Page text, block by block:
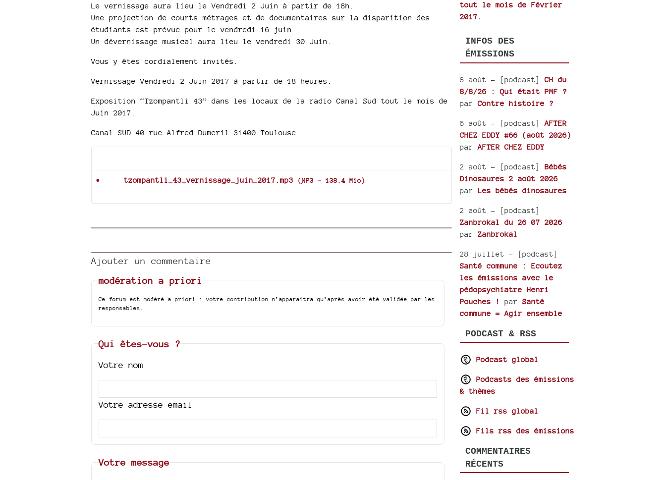
decrease
volume.
Le vernissage aura lieu le Vendredi 2 Juin à partir de 18h.
Une projection de courts métrages et de documentaires sur la disparition des
étudiants est prévue pour le vendredi 16 juin .
Un dévernissage musical aura lieu le vendredi 30 Juin.
Vous y êtes cordialement invités.
Vernissage Vendredi 2 Juin 2017 à partir de 18 heures.
Exposition “Tzompantli 43” dans les locaux de la radio Canal Sud tout le mois de
Juin 2017.
Canal SUD 40 rue Alfred Dumeril 31400 Toulouse
tzompantli_43_vernissage_juin_2017.mp3 (MP3 - 138.4 Mio)
Ajouter un commentaire
modération a priori
Ce forum est modéré a priori : votre contribution n’apparaîtra qu’après avoir été validée par les
responsables.
Qui êtes-vous ?
Votre nom
Votre adresse email
Votre message
tout le mois de Février
2017.
INFOS DES
ÉMISSIONS
8 août- [podcast]CH du
8/8/26 : Qui était PMF ?
parContre histoire ?
6 août- [podcast]AFTER
CHEZ EDDY #66 (août 2026)
parAFTER CHEZ EDDY
2 août- [podcast]Bébés
Dinosaures 2 août 2026
parLes bébés dinosaures
2 août- [podcast]
Zanbrokal du 26 07 2026
parZanbrokal
28 juillet- [podcast]
Santé commune : Ecoutez
les émissions avec le
pédopsychiatre Henri
Pouches !
parSanté
commune = Agir ensemble
PODCAST & RSS
Podcast global
Podcasts des émissions
& thèmes
Fil rss global
Fils rss des émissions
COMMENTAIRES
RÉCENTS